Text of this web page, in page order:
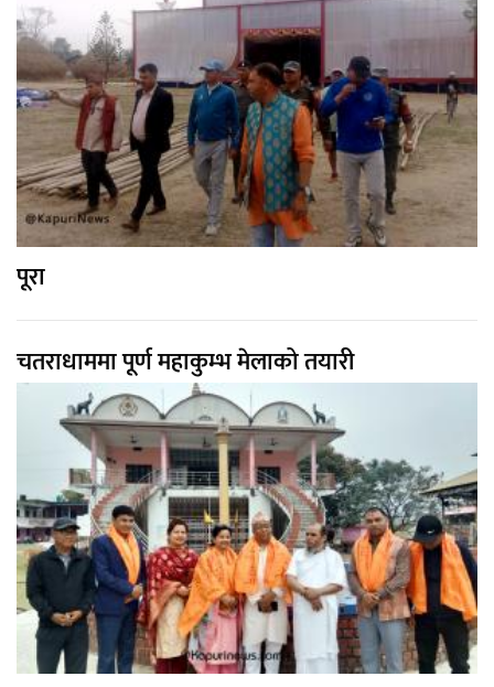
पूरा
चतराधाममा पूर्ण महाकुम्भ मेलाको तयारी